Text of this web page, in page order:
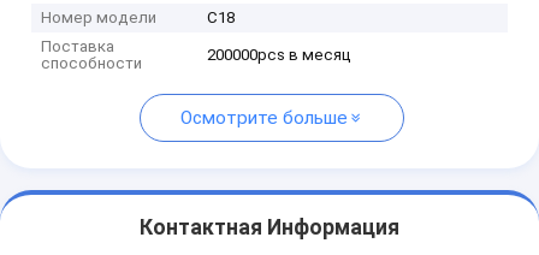
Номер модели
С18
Поставка
способности
200000pcs в месяц
Осмотрите больше
Контактная Информация